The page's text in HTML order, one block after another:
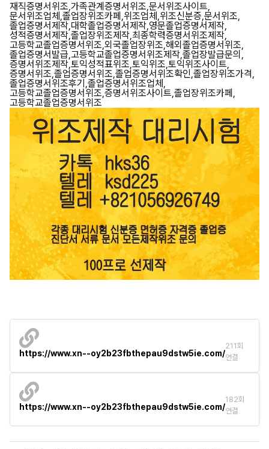
재직증명서위조,가족관계증명서위조,문서위조사이트,
문서위조업체,졸업장위조카페,위조업체,위조신분증,문서위조,
졸업증명서제작,대학졸업증명서제작,영문졸업증명서제작,
성적증명서제작,졸업장위조제작,최종학력증명서위조제작,
고등학교졸업증명서위조,외국졸업장위조,해외졸업증명서위조,
졸업증명서발급,고등학교졸업증명서위조제작,졸업장발급문의,
증명서위조제작,토익성적표위조,토익위조,토익위조사이트,
증명서위조,졸업증명서위조,졸업증명서위조확인,졸업장위조가격,
졸업증명서위조후기,졸업증명서위조업체,
고등학교졸업증명서위조,증명서위조사이트,졸업장위조카페,
고등학교졸업증명서위조
https://www.xn--oy2b23fbthepau9dstw5ie.com/
211회
연결
https://www.xn--oy2b23fbthepau9dstw5ie.com/
182회
연결